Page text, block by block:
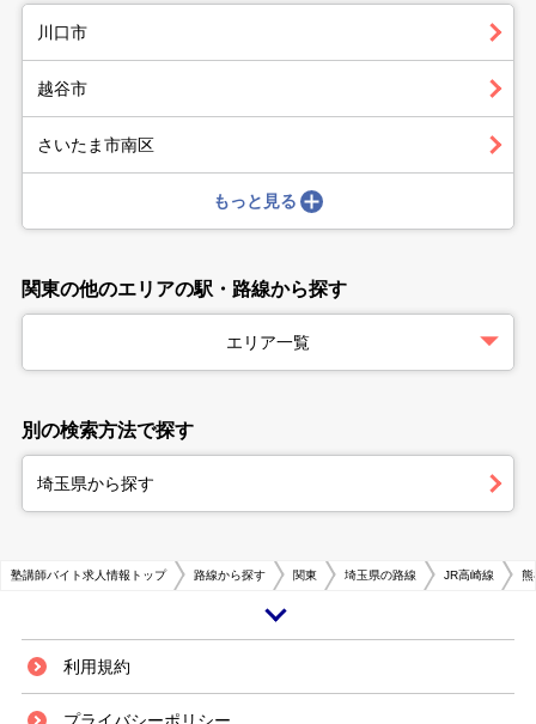
川口市
越谷市
さいたま市南区
もっと見る
関東の他のエリアの駅・路線から探す
エリア一覧
別の検索方法で探す
埼玉県から探す
塾講師バイト求人情報トップ 路線から探す 関東 埼玉県の路線 JR高崎線 熊
熊谷駅は埼玉県熊谷市にあるJR東日本・秩父鉄道の駅です。埼玉県の北部
スが市の東西を横断し国道が市の南北を縦断するなど、交通の要衝として埼
利用規約